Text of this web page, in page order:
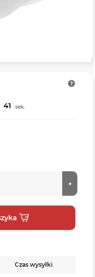
41 sek.
Czas wysyłki